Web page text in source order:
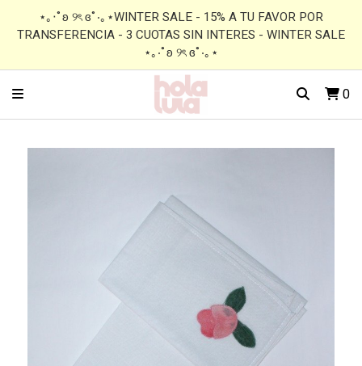
⋆｡‧˚ʚ ୨ৎ ɞ˚‧｡⋆WINTER SALE - 15% A TU FAVOR POR
TRANSFERENCIA - 3 CUOTAS SIN INTERES - WINTER SALE
⋆｡‧˚ʚ ୨ৎ ɞ˚‧｡⋆
0